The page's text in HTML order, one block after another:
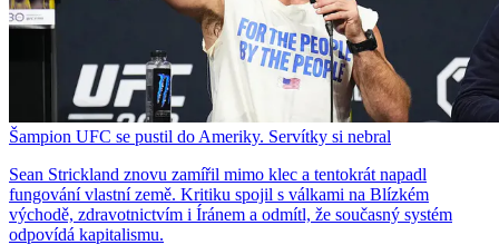
Šampion UFC se pustil do Ameriky. Servítky si nebral
Sean Strickland znovu zamířil mimo klec a tentokrát napadl
fungování vlastní země. Kritiku spojil s válkami na Blízkém
východě, zdravotnictvím i Íránem a odmítl, že současný systém
odpovídá kapitalismu.